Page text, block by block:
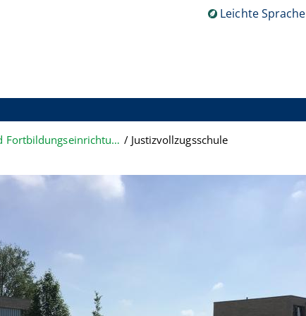
Leichte Sprache
Aus- und Fortbildungseinrichtungen Justizvollzugsschule